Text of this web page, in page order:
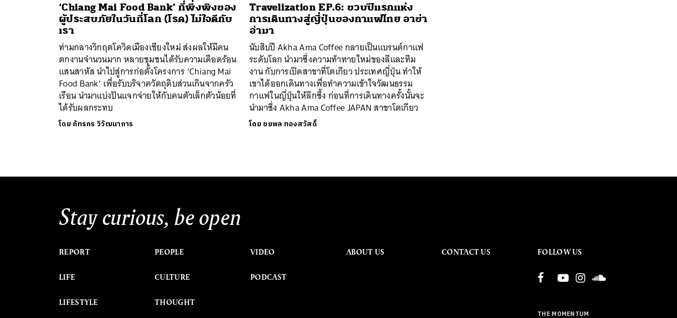
‘Chiang Mai Food Bank’ ที่พึ่งพิงของ
ผู้ประสบภัยในวันที่โลก (โรค) ไม่ใจดีกับ
เรา
ท่ามกลางวิกฤตโควิดเมืองเชียงใหม่ ส่งผลให้มีคน
ตกงานจำนวนมาก หลายชุมชนได้รับความเดือดร้อน
แสนสาหัส นำไปสู่การก่อตั้งโครงการ ‘Chiang Mai
Food Bank’ เพื่อรับบริจาควัตถุดิบส่วนเกินจากครัว
เรือน นำมาแบ่งปันแจกจ่ายให้กับคนตัวเล็กตัวน้อยที่
ได้รับผลกระทบ
โดย ภัทรภร วิวัฒนาการ
Travelization EP.6: ขวบปีแรกแห่ง
การเดินทางสู่ญี่ปุ่นของกาแฟไทย อาข่า
อ่ามา
นับสิบปี Akha Ama Coffee กลายเป็นแบรนด์กาแฟ
ระดับโลก นำมาซึ่งความท้าทายใหม่ของลีและทีม
งาน กับการเปิดสาขาที่โตเกียว ประเทศญี่ปุ่น ทำให้
เขาได้ออกเดินทางเพื่อทำความเข้าใจวัฒนธรรม
กาแฟในญี่ปุ่นให้ลึกซึ้ง ก่อนที่การเดินทางครั้งนั้นจะ
นำมาซึ่ง Akha Ama Coffee JAPAN สาขาโตเกียว
โดย ชยพล ทองสวัสดิ์
Stay curious, be open
REPORT
LIFE
LIFESTYLE
PEOPLE
CULTURE
THOUGHT
VIDEO
PODCAST
ABOUT US CONTACT US FOLLOW US
THE MOMENTUM
ค้นหา
SHARE LINE EMAIL